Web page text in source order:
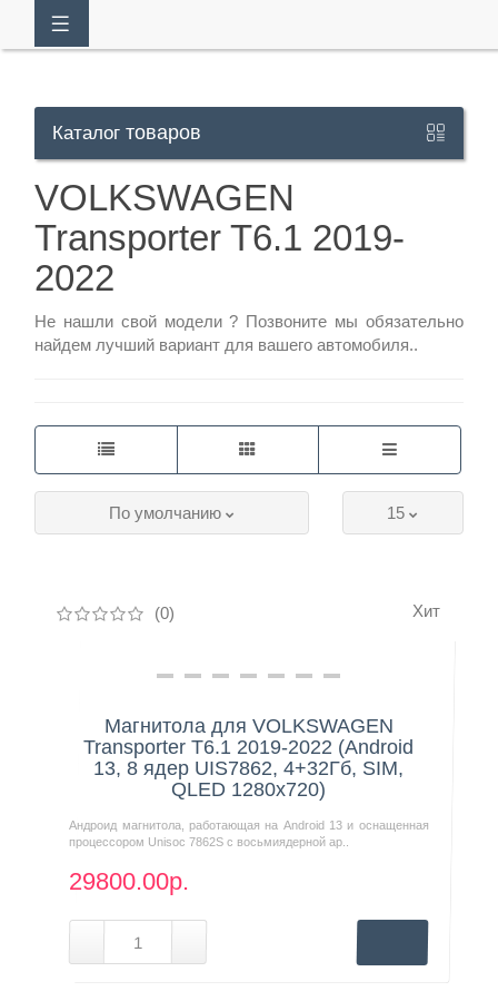
+7
929
13-
Каталог товаров
VOLKSWAGEN
Transporter T6.1 2019-
2022
Не нашли свой модели ? Позвоните мы обязательно
найдем лучший вариант для вашего автомобиля..
15
По умолчанию
(0) Хит
Нашли дешевле?
Магнитола для VOLKSWAGEN
Transporter T6.1 2019-2022 (Android
13, 8 ядер UIS7862, 4+32Гб, SIM,
QLED 1280x720)
Андроид магнитола, работающая на Android 13 и оснащенная
процессором Unisoc 7862S с восьмиядерной ар..
29800.00р.